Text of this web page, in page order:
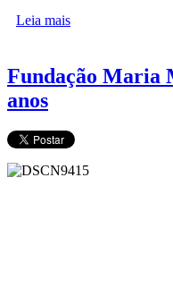
Leia mais
Fundação Maria
anos